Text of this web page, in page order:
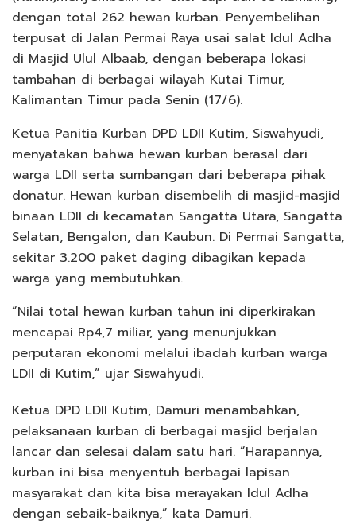
dengan total 262 hewan kurban. Penyembelihan
terpusat di Jalan Permai Raya usai salat Idul Adha
di Masjid Ulul Albaab, dengan beberapa lokasi
tambahan di berbagai wilayah Kutai Timur,
Kalimantan Timur pada Senin (17/6).
Ketua Panitia Kurban DPD LDII Kutim, Siswahyudi,
menyatakan bahwa hewan kurban berasal dari
warga LDII serta sumbangan dari beberapa pihak
donatur. Hewan kurban disembelih di masjid-masjid
binaan LDII di kecamatan Sangatta Utara, Sangatta
Selatan, Bengalon, dan Kaubun. Di Permai Sangatta,
sekitar 3.200 paket daging dibagikan kepada
warga yang membutuhkan.
“Nilai total hewan kurban tahun ini diperkirakan
mencapai Rp4,7 miliar, yang menunjukkan
perputaran ekonomi melalui ibadah kurban warga
LDII di Kutim,” ujar Siswahyudi.
Ketua DPD LDII Kutim, Damuri menambahkan,
pelaksanaan kurban di berbagai masjid berjalan
lancar dan selesai dalam satu hari. “Harapannya,
kurban ini bisa menyentuh berbagai lapisan
masyarakat dan kita bisa merayakan Idul Adha
dengan sebaik-baiknya,” kata Damuri.